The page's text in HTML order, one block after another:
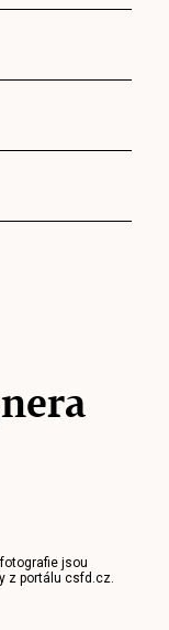
jsou
z portálucsfd.cz.